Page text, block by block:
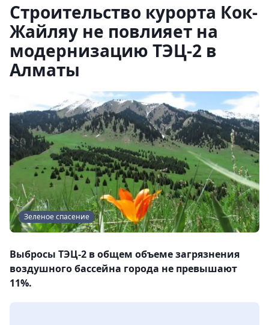
Строительство курорта Кок-
Жайляу не повлияет на
модернизацию ТЭЦ-2 в
Алматы
Зеленое спасение
Выбросы ТЭЦ-2 в общем объеме загрязнения
воздушного бассейна города не превышают
11%.